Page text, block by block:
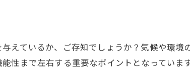
えているか、ご存知でしょうか？気候や環
性まで左右する重要なポイントとなってい